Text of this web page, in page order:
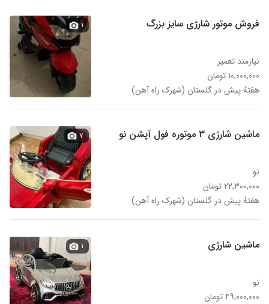
فروش موتور شارژی سایز بزرگ
نیازمند تعمیر
۱۰,۰۰۰,۰۰۰ تومان
هفتهٔ پیش در گلستان (شهرک راه آهن)
۱
ماشین شارژی ۳ موتوره فول آپشن نو
نو
۲۲,۳۰۰,۰۰۰ تومان
هفتهٔ پیش در گلستان (شهرک راه آهن)
۷
ماشین شارژی
نو
۴۹,۰۰۰,۰۰۰ تومان
۱